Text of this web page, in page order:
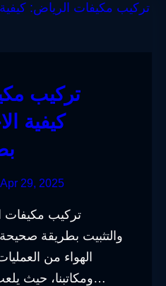
تركيب
كيفية
Apr 29, 2025
تركيب مكيفات
والتثبيت بطريقة
الهواء من
ومكاتبنا، حيث يلعب دوراً هاماً في توفي…